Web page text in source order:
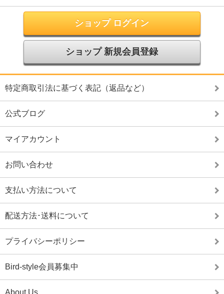
ショップ ログイン
ショップ 新規会員登録
特定商取引法に基づく表記（返品など）
公式ブログ
マイアカウント
お問い合わせ
支払い方法について
配送方法･送料について
プライバシーポリシー
Bird-style会員募集中